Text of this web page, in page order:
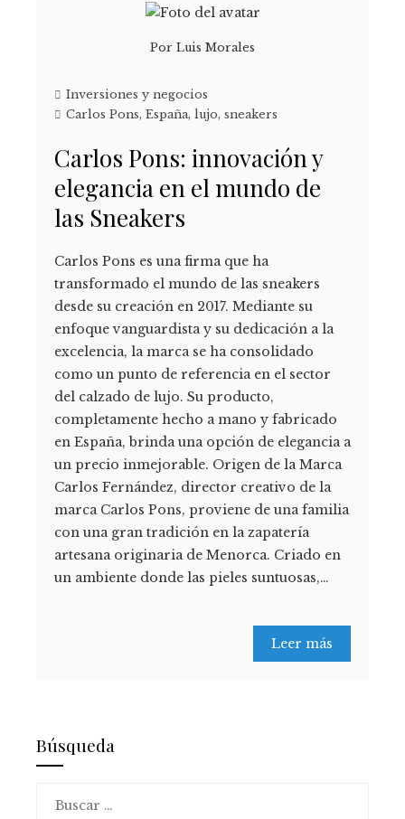
Por Luis Morales
Inversiones y negocios
Carlos Pons, España, lujo, sneakers
Carlos Pons: innovación y
elegancia en el mundo de
las Sneakers
Carlos Pons es una firma que ha
transformado el mundo de las sneakers
desde su creación en 2017. Mediante su
enfoque vanguardista y su dedicación a la
excelencia, la marca se ha consolidado
como un punto de referencia en el sector
del calzado de lujo. Su producto,
completamente hecho a mano y fabricado
en España, brinda una opción de elegancia a
un precio inmejorable. Origen de la Marca
Carlos Fernández, director creativo de la
marca Carlos Pons, proviene de una familia
con una gran tradición en la zapatería
artesana originaria de Menorca. Criado en
un ambiente donde las pieles suntuosas,…
Leer más
Búsqueda